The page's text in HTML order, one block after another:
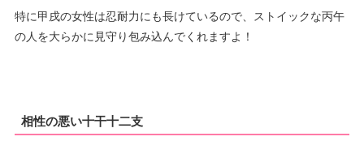
特に甲戌の女性は忍耐力にも長けているので、ストイックな丙午
の人を大らかに見守り包み込んでくれますよ！
相性の悪い十干十二支